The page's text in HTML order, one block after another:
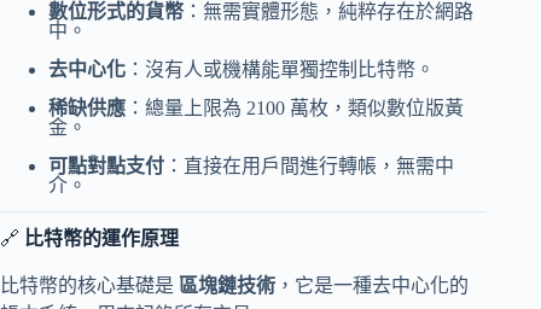
數位形式的貨幣 ：無需實體形態，純粹存在於網路
中。
去中心化 ：沒有人或機構能單獨控制比特幣。
稀缺供應 ：總量上限為 2100 萬枚，類似數位版黃
金。
可點對點支付 ：直接在用戶間進行轉帳，無需中
介。
🔗 比特幣的運作原理
比特幣的核心基礎是 區塊鏈技術 ，它是一種去中心化的